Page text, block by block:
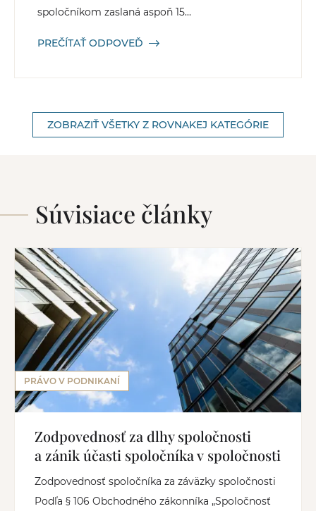
spoločníkom zaslaná aspoň 15...
PREČÍTAŤ ODPOVEĎ
ZOBRAZIŤ VŠETKY Z ROVNAKEJ KATEGÓRIE
Súvisiace články
PRÁVO V PODNIKANÍ
Zodpovednosť za dlhy spoločnosti
a zánik účasti spoločníka v spoločnosti
Zodpovednosť spoločníka za záväzky spoločnosti
Podľa § 106 Obchodného zákonníka „Spoločnosť